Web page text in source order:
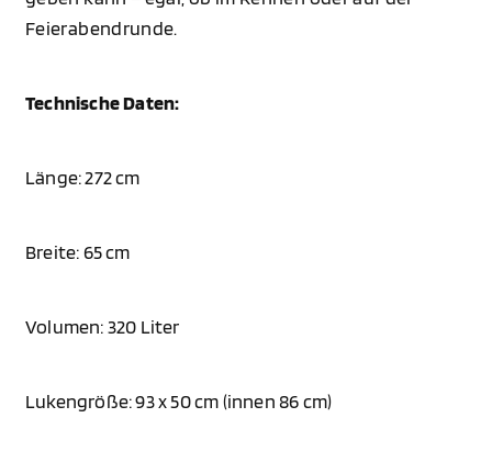
Feierabendrunde.
Technische Daten:
Länge: 272 cm
Breite: 65 cm
Volumen: 320 Liter
Lukengröße: 93 x 50 cm (innen 86 cm)